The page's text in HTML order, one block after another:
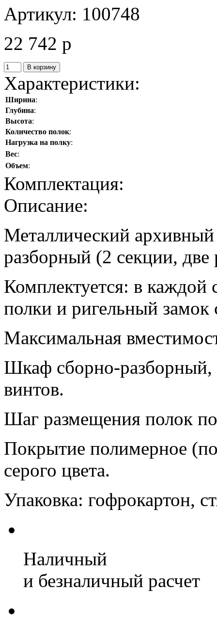
Артикул: 100748
22 742 p
В корзину
Характеристики:
Ширина:
Глубина:
Высота:
Количество полок:
Нагрузка на полку:
Вес:
Объем:
Комплектация:
Описание:
Металлический
разборный (2 секции,
Комплектуется: в каждой
полки и ригельный замок
Максимальная
Шкаф сборно-
винтов.
Шаг размещения полок
Покрытие полимерное
серого цвета.
Упаковка: гофрокартон,
Наличный
и безналичный расчет